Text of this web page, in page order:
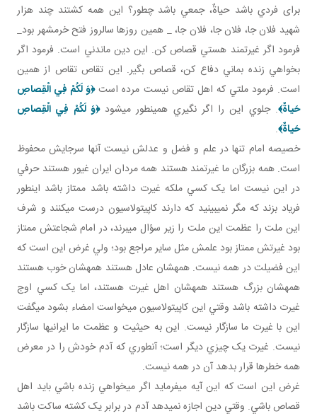
برای فردي باشد حياةٌ، جمعي باشد چطور؟ اين همه کشتند چند هزار
شهيد فلان جا، فلان جا، فلان جا، _ همين روزها سالروز فتح خرمشهر بود_
فرمود اگر غيرتمند هستي قصاص کن. اين دين ماندني است. فرمود اگر
بخواهي زنده بماني دفاع کن، قصاص بگير. اين تقاص تقاص از همين
است. فرمود ملتي که اهل تقاص نيست مرده است﴿وَ لَكُمْ فِي الْقِصاصِ
حَياةٌ﴾. جلوي اين را اگر نگيري همين طور مي شود﴿وَ لَكُمْ فِي الْقِصاصِ
حَياةٌ﴾.
خصيصه امام تنها در علم و فضل و عدلش نيست آنها سرجايش محفوظ
است. همه بزرگان ما غيرتمند هستند همه مردان ايران غيور هستند حرفي
در اين نيست اما يک کسي ملکه غيرت داشته باشد ممتاز باشد اين طور
فرياد بزند که مگر نمي بينيد که دارند کاپيتولاسيون درست مي کنند و شرف
اين ملت را عظمت اين ملت را زير سؤال مي برند، در امام شجاعتش ممتاز
بود غيرتش ممتاز بود علمش مثل ساير مراجع بود؛ ولي غرض اين است که
اين فضيلت در همه نيست. همه شان عادل هستند همه شان خوب هستند
همه شان بزرگ هستند همه شان اهل غيرت هستند، اما يک کسي اوج
غيرت داشته باشد وقتي اين کاپيتولاسيون مي خواست امضاء بشود مي گفت
اين با غيرت ما سازگار نيست. اين به حيثيت و عظمت ما ايراني ها سازگار
نيست. غيرت يک چيزي ديگر است؛ آن طوري که آدم خودش را در معرض
همه خطرها قرار بدهد آن در همه نيست.
غرض اين است که اين آيه مي فرمايد اگر مي خواهي زنده باشي بايد اهل
قصاص باشي. وقتي دين اجازه نمي دهد آدم در برابر يک کشته ساکت باشد